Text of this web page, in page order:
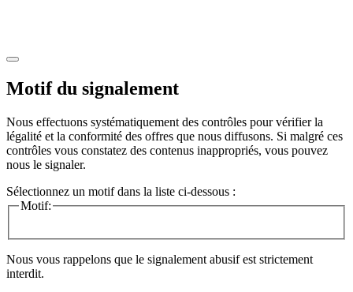
Motif du signalement
Nous effectuons systématiquement des contrôles pour vérifier la
légalité et la conformité des offres que nous diffusons. Si malgré ces
contrôles vous constatez des contenus inappropriés, vous pouvez
nous le signaler.
Sélectionnez un motif dans la liste ci-dessous :
Motif:
Nous vous rappelons que le signalement abusif est strictement
interdit.